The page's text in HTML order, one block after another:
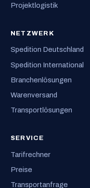
Projektlogistik
NETZWERK
Spedition Deutschland
Spedition International
Branchenlösungen
Warenversand
Transportlösungen
SERVICE
Tarifrechner
Preise
Transportanfrage